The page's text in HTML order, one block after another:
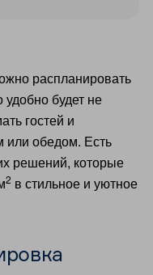
распланировать
удобно будет не
гостей и
обедом. Есть
решений, которые
2 в стильное и уютное